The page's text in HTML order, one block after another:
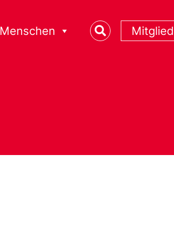
Menschen